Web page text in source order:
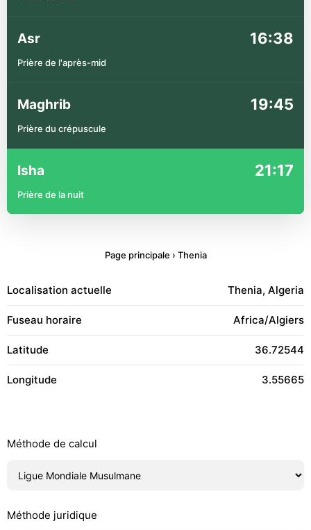
Asr 16:38
Prière de l'après-mid
Maghrib 19:45
Prière du crépuscule
Isha 21:17
Prière de la nuit
Page principale › Thenia
Localisation actuelle Thenia, Algeria
Fuseau horaire Africa/Algiers
Latitude 36.72544
Longitude 3.55665
Méthode de calcul
Méthode juridique